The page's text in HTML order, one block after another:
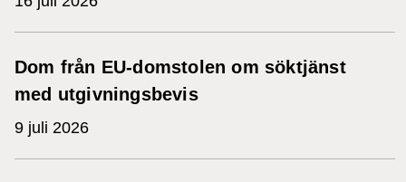
Dom från EU-domstolen om söktjänst
med utgivningsbevis
9 juli 2026